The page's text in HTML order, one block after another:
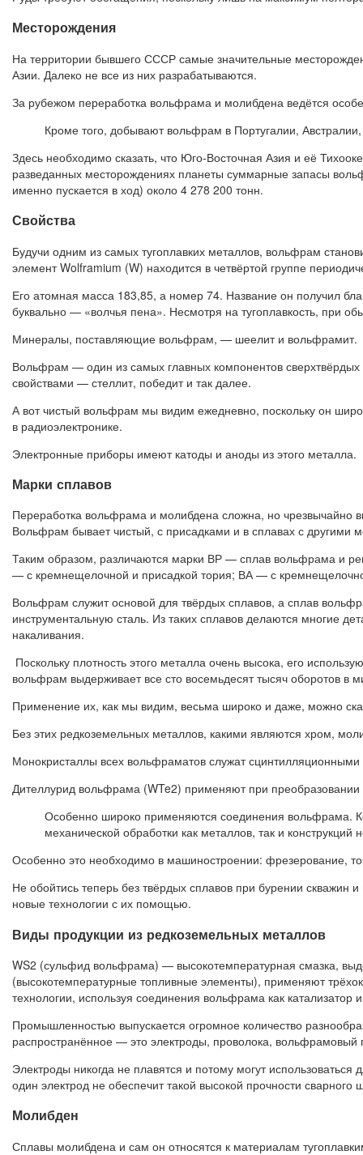
Месторождения
На территории бывшего СССР самые значительные
Азии. Далеко не все из них разрабатываются.
За рубежом переработка вольфрама и молибдена ведётся
Кроме того, добывают вольфрам в Португалии,
Здесь необходимо сказать, что Юго-Восточная Азия и её
разведанных месторождениях планеты суммарные запасы
именно пускается в ход) около 4 278 200 тонн.
Свойства
Будучи одним из самых тугоплавких металлов, вольфрам
элемент Wolframium (W) находится в четвёртой группе
Его атомная масса 183,85, а номер 74. Название он получил
буквально — «волчья пена». Несмотря на тугоплавкость, при
Минералы, поставляющие вольфрам, — шеелит и вольфрамит.
Вольфрам — один из самых главных компонентов
свойствами — стеллит, победит и так далее.
А вот чистый вольфрам мы видим ежедневно, поскольку он
в радиоэлектронике.
Электронные приборы имеют катоды и аноды из этого металла.
Марки сплавов
Переработка вольфрама и молибдена сложна, но чрезвычайно
Вольфрам бывает чистый, с присадками и в сплавах с другими
Таким образом, различаются марки ВР — сплав вольфрама и
— с кремнещелочной и присадкой тория; ВА — с
Вольфрам служит основой для твёрдых сплавов, а сплав
инструментальную сталь. Из таких сплавов делаются многие
накаливания.
Поскольку плотность этого металла очень высока, его
вольфрам выдерживает все сто восемьдесят тысяч оборотов в
Применение их, как мы видим, весьма широко и даже, можно
Без этих редкоземельных металлов, какими являются хром,
Монокристаллы всех вольфраматов служат
Дителлурид вольфрама (WTe2) применяют при преобразовании
Особенно широко применяются соединения вольфрама.
механической обработки как металлов, так и конструкций
Особенно это необходимо в машиностроении: фрезерование,
Не обойтись теперь без твёрдых сплавов при бурении
новые технологии с их помощью.
Виды продукции из редкоземельных металлов
WS2 (сульфид вольфрама) — высокотемпературная смазка,
(высокотемпературные топливные элементы), применяют
технологии, используя соединения вольфрама как катализатор
Промышленностью выпускается огромное количество
распространённое — это электроды, проволока, вольфрамовый
Электроды никогда не плавятся и потому могут
один электрод не обеспечит такой высокой прочности сварного
Молибден
Сплавы молибдена и сам он относятся к материалам